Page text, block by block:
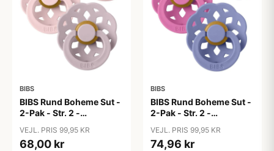
BIBS
BIBS Rund Boheme Sut -
2-Pak - Str. 2 -
Blossom/Dusky Lilac
VEJL. PRIS 99,95 KR
68,00 kr
BIBS
BIBS Rund Boheme Sut -
2-Pak - Str. 2 -
Bubblegum/Peri
VEJL. PRIS 99,95 KR
74,96 kr